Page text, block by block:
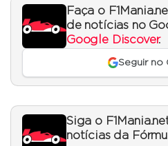
Faça o
de notícias no
Google Discover.
Seguir no
Siga o
notícias da